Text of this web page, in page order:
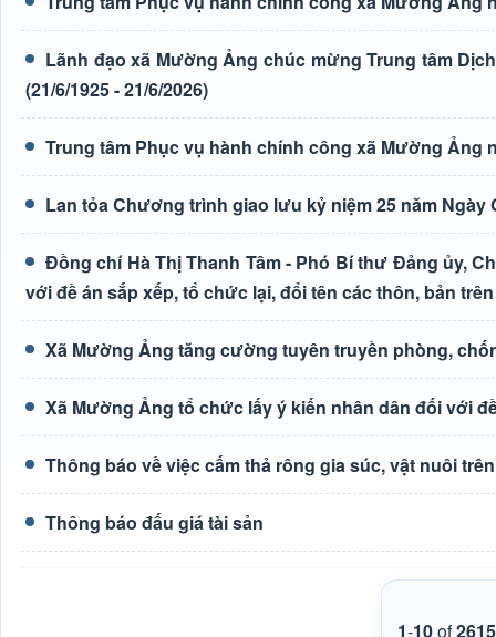
Lãnh đạo xã Mường Ảng chúc mừng Trung tâm
(21/6/1925 - 21/6/2026)
Trung tâm Phục vụ hành chính công xã Mường Ảng
Lan tỏa Chương trình giao lưu kỷ niệm 25 năm Ngày
Đồng chí Hà Thị Thanh Tâm - Phó Bí thư Đảng ủy,
với đề án sắp xếp, tổ chức lại, đổi tên các thôn, bản
Xã Mường Ảng tăng cường tuyên truyền phòng,
Xã Mường Ảng tổ chức lấy ý kiến nhân dân đối với
Thông báo về việc cấm thả rông gia súc, vật nuôi
Thông báo đấu giá tài sản
1-10of2615